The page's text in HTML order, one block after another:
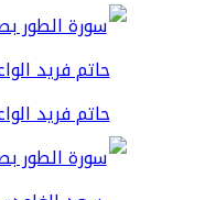
حاتم فريد